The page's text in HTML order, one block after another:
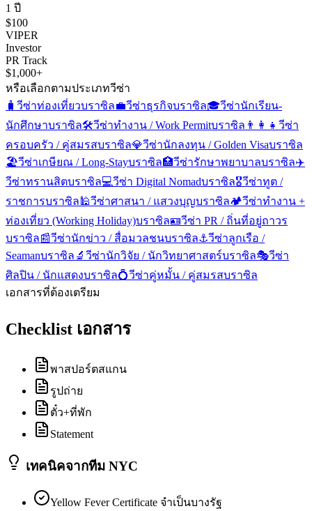
1 ปี
$100
VIPER
Investor
PR Track
$1,000+
หรือเลือกตามประเภทวีซ่า
🧳 วีซ่าท่องเที่ยวบราซิล💼วีซ่าธุรกิจบราซิล🎓วีซ่านักเรียน-
นักศึกษาบราซิล🛠️วีซ่าทำงาน / Work Permitบราซิล 👨‍👩‍👧 วีซ่า
ครอบครัว / คู่สมรสบราซิล💎วีซ่านักลงทุน / Golden Visaบราซิล
🏖️วีซ่าเกษียณ / Long-Stayบราซิล🏥วีซ่ารักษาพยาบาลบราซิล✈️
วีซ่าทรานสิตบราซิล💻วีซ่า Digital Nomadบราซิล🎖️วีซ่าทูต /
ราชการบราซิล 🕌วีซ่าศาสนา / แสวงบุญบราซิล🏕️วีซ่าทำงาน +
ท่องเที่ยว (Working Holiday)บราซิล🪪วีซ่า PR / ถิ่นที่อยู่ถาวร
บราซิล📰วีซ่านักข่าว / สื่อมวลชนบราซิล⚓วีซ่าลูกเรือ /
Seamanบราซิล 🔬 วีซ่านักวิจัย / นักวิทยาศาสตร์บราซิล🎭วีซ่า
ศิลปิน / นักแสดงบราซิล💍วีซ่าคู่หมั้น / คู่สมรสบราซิล
เอกสารที่ต้องเตรียม
Checklist เอกสาร
พาสปอร์ตสแกน
รูปถ่าย
ตั๋ว+ที่พัก
Statement
เทคนิคจากทีม NYC
Yellow Fever Certificate จำเป็นบางรัฐ